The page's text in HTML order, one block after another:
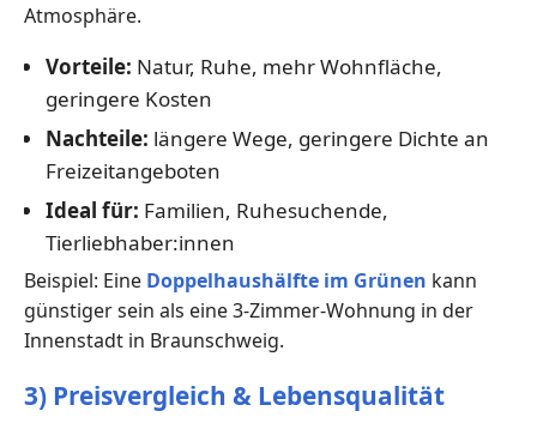
Atmosphäre.
Vorteile: Natur, Ruhe, mehr Wohnfläche,
geringere Kosten
Nachteile: längere Wege, geringere Dichte an
Freizeitangeboten
Ideal für: Familien, Ruhesuchende,
Tierliebhaber:innen
Beispiel: Eine Doppelhaushälfte im Grünen kann
günstiger sein als eine 3-Zimmer-Wohnung in der
Innenstadt in Braunschweig.
3) Preisvergleich & Lebensqualität